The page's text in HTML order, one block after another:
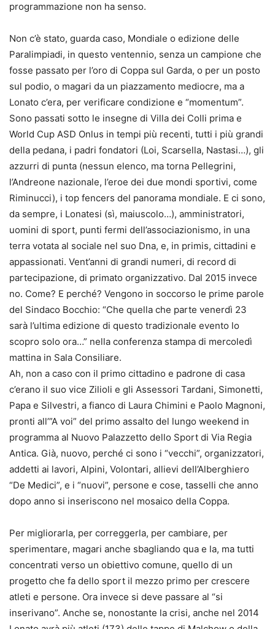
programmazione non ha senso.
Non c’è stato, guarda caso, Mondiale o edizione delle
Paralimpiadi, in questo ventennio, senza un campione che
fosse passato per l’oro di Coppa sul Garda, o per un posto
sul podio, o magari da un piazzamento mediocre, ma a
Lonato c’era, per verificare condizione e “momentum”.
Sono passati sotto le insegne di Villa dei Colli prima e
World Cup ASD Onlus in tempi più recenti, tutti i più grandi
della pedana, i padri fondatori (Loi, Scarsella, Nastasi…), gli
azzurri di punta (nessun elenco, ma torna Pellegrini,
l’Andreone nazionale, l’eroe dei due mondi sportivi, come
Riminucci), i top fencers del panorama mondiale. E ci sono,
da sempre, i Lonatesi (sì, maiuscolo…), amministratori,
uomini di sport, punti fermi dell’associazionismo, in una
terra votata al sociale nel suo Dna, e, in primis, cittadini e
appassionati. Vent’anni di grandi numeri, di record di
partecipazione, di primato organizzativo. Dal 2015 invece
no. Come? E perché? Vengono in soccorso le prime parole
del Sindaco Bocchio: “Che quella che parte venerdì 23
sarà l’ultima edizione di questo tradizionale evento lo
scopro solo ora…” nella conferenza stampa di mercoledì
mattina in Sala Consiliare.
Ah, non a caso con il primo cittadino e padrone di casa
c’erano il suo vice Zilioli e gli Assessori Tardani, Simonetti,
Papa e Silvestri, a fianco di Laura Chimini e Paolo Magnoni,
pronti all’”A voi” del primo assalto del lungo weekend in
programma al Nuovo Palazzetto dello Sport di Via Regia
Antica. Già, nuovo, perché ci sono i “vecchi”, organizzatori,
addetti ai lavori, Alpini, Volontari, allievi dell’Alberghiero
“De Medici”, e i “nuovi”, persone e cose, tasselli che anno
dopo anno si inseriscono nel mosaico della Coppa.
Per migliorarla, per correggerla, per cambiare, per
sperimentare, magari anche sbagliando qua e la, ma tutti
concentrati verso un obiettivo comune, quello di un
progetto che fa dello sport il mezzo primo per crescere
atleti e persone. Ora invece si deve passare al “si
inserivano”. Anche se, nonostante la crisi, anche nel 2014